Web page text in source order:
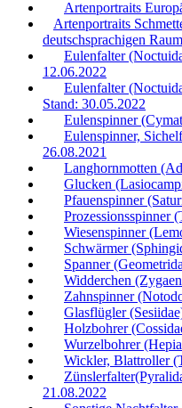
Artenportraits
Artenportraits
deutschsprachigen
Eulenfalter
12.06.2022
Eulenfalter
Stand: 30.05.2022
Eulenspinner
Eulenspinner,
26.08.2021
Langhornmotten
Glucken
Pfauenspinner
Prozessionsspinner
Wiesenspinner
Schwärmer
Spanner
Widderchen
Zahnspinner
Glasflügler
Holzbohrer
Wurzelbohrer
Wickler, Blattroller
21.08.2022